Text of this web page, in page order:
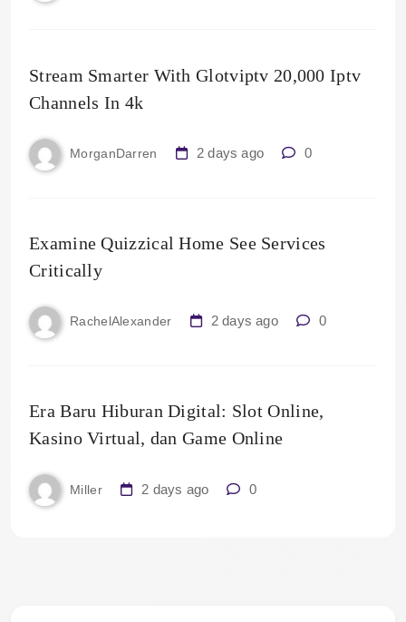
Stream Smarter With Glotviptv 20,000 Iptv
Channels In 4k
MorganDarren 2 days ago 0
Examine Quizzical Home See Services
Critically
RachelAlexander 2 days ago 0
Era Baru Hiburan Digital: Slot Online,
Kasino Virtual, dan Game Online
Miller 2 days ago 0